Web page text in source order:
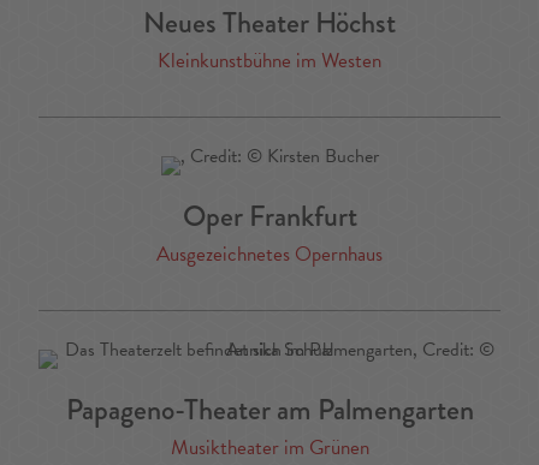
Neues Theater Höchst
Kleinkunstbühne im Westen
Oper Frankfurt
Ausgezeichnetes Opernhaus
Papageno-Theater am Palmengarten
Musiktheater im Grünen